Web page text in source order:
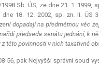
Sb. ÚS, ze dne 21. 1. 1999,
18. 12. 2002, sp. zn. II. ÚS
dopadají na předmětnou věc
předseda senátu jednání, k
této povinnosti v nich taxativně
56, pak Nejvyšší správní soud